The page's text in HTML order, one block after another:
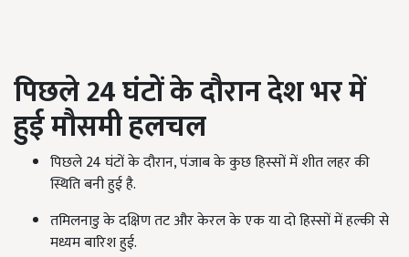
पिछले24घंटों के दौरान देश भर में
हुई मौसमी हलचल
पिछले 24 घंटों के दौरान, पंजाब के कुछ हिस्सों में शीत लहर की
स्थिति बनी हुई है.
तमिलनाडु के दक्षिण तट और केरल के एक या दो हिस्सों में हल्की से
मध्यम बारिश हुई.